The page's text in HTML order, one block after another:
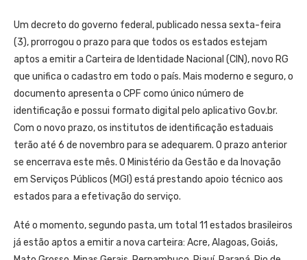
Um decreto do governo federal, publicado nessa sexta-feira
(3), prorrogou o prazo para que todos os estados estejam
aptos a emitir a Carteira de Identidade Nacional (CIN), novo RG
que unifica o cadastro em todo o país. Mais moderno e seguro, o
documento apresenta o CPF como único número de
identificação e possui formato digital pelo aplicativo Gov.br.
Com o novo prazo, os institutos de identificação estaduais
terão até 6 de novembro para se adequarem. O prazo anterior
se encerrava este mês. O Ministério da Gestão e da Inovação
em Serviços Públicos (MGI) está prestando apoio técnico aos
estados para a efetivação do serviço.
Até o momento, segundo pasta, um total 11 estados brasileiros
já estão aptos a emitir a nova carteira: Acre, Alagoas, Goiás,